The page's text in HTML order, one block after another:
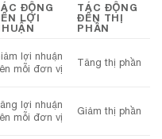
ĐỘNG
LỢI
TÁC ĐỘNG
ĐẾN THỊ
PHẦN
lợi nhuận
mỗi đơn vị
Tăng thị phần
lợi nhuận
mỗi đơn vị
Giảm thị phần